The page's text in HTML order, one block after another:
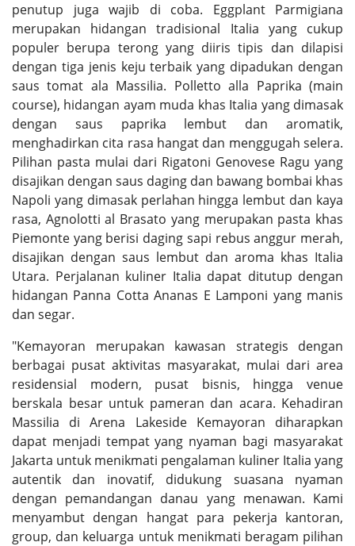
penutup juga wajib di coba. Eggplant Parmigiana
merupakan hidangan tradisional Italia yang cukup
populer berupa terong yang diiris tipis dan dilapisi
dengan tiga jenis keju terbaik yang dipadukan dengan
saus tomat ala Massilia. Polletto alla Paprika (main
course), hidangan ayam muda khas Italia yang dimasak
dengan saus paprika lembut dan aromatik,
menghadirkan cita rasa hangat dan menggugah selera.
Pilihan pasta mulai dari Rigatoni Genovese Ragu yang
disajikan dengan saus daging dan bawang bombai khas
Napoli yang dimasak perlahan hingga lembut dan kaya
rasa, Agnolotti al Brasato yang merupakan pasta khas
Piemonte yang berisi daging sapi rebus anggur merah,
disajikan dengan saus lembut dan aroma khas Italia
Utara. Perjalanan kuliner Italia dapat ditutup dengan
hidangan Panna Cotta Ananas E Lamponi yang manis
dan segar.
"Kemayoran merupakan kawasan strategis dengan
berbagai pusat aktivitas masyarakat, mulai dari area
residensial modern, pusat bisnis, hingga venue
berskala besar untuk pameran dan acara. Kehadiran
Massilia di Arena Lakeside Kemayoran diharapkan
dapat menjadi tempat yang nyaman bagi masyarakat
Jakarta untuk menikmati pengalaman kuliner Italia yang
autentik dan inovatif, didukung suasana nyaman
dengan pemandangan danau yang menawan. Kami
menyambut dengan hangat para pekerja kantoran,
group, dan keluarga untuk menikmati beragam pilihan